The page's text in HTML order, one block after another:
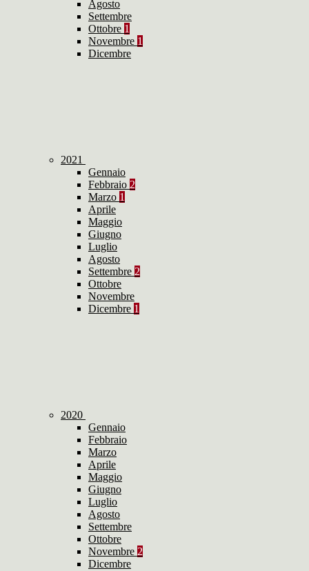
Agosto
Settembre
Ottobre 1
Novembre 1
Dicembre
2021
Gennaio
Febbraio 2
Marzo 1
Aprile
Maggio
Giugno
Luglio
Agosto
Settembre 2
Ottobre
Novembre
Dicembre 1
2020
Gennaio
Febbraio
Marzo
Aprile
Maggio
Giugno
Luglio
Agosto
Settembre
Ottobre
Novembre 2
Dicembre